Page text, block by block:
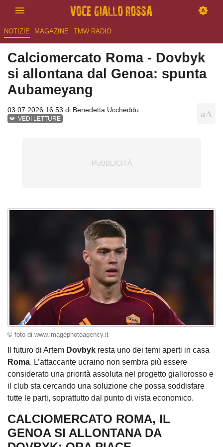
NOTIZIE MAGAZINE TMW RADIO
Calciomercato Roma - Dovbyk
si allontana dal Genoa: spunta
Aubameyang
03.07.2026 16:53 di Benedetta Uccheddu
VEDI LETTURE
© foto di www.imagephotoagency.it
Il futuro di Artem Dovbyk resta uno dei temi aperti in casa
Roma. L’attaccante ucraino non sembra più essere
considerato una priorità assoluta nel progetto giallorosso e
il club sta cercando una soluzione che possa soddisfare
tutte le parti, soprattutto dal punto di vista economico.
CALCIOMERCATO ROMA, IL
GENOA SI ALLONTANA DA